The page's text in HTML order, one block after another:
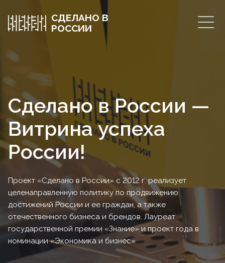
СДЕЛАНО В
РОССИИ
Сделано в России —
Витрина успеха
России!
Проект «Сделано в России» с 2012 г. реализует
целенаправленную политику по продвижению
достижений России и ее граждан, а также
отечественного бизнеса и брендов. Лауреат
государственной премии «Знание» и проект года в
номинации «Экономика и бизнес»